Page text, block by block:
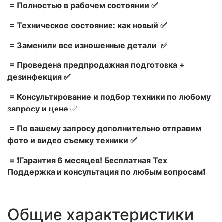
= Полностью в рабочем состоянии ✅
= Техническое состояние: как новый ✅
= Заменили все изношенные детали ✅
= Проведена предпродажная подготовка +
дезинфекция ✅
= Консультирование и подбор техники по любому
запросу и цене ✅
= По вашему запросу дополнительно отправим
фото и видео съемку техники ✅
= ❗Гарантия 6 месяцев! Бесплатная Тех
Поддержка и консультация по любым вопросам❗
Общие характеристики